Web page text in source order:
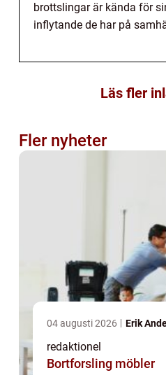
brottslingar är kända för
inflytande de har på
Läs fler
Fler nyheter
04 augusti 2026 Erik
redaktionel
Bortforsling möbler